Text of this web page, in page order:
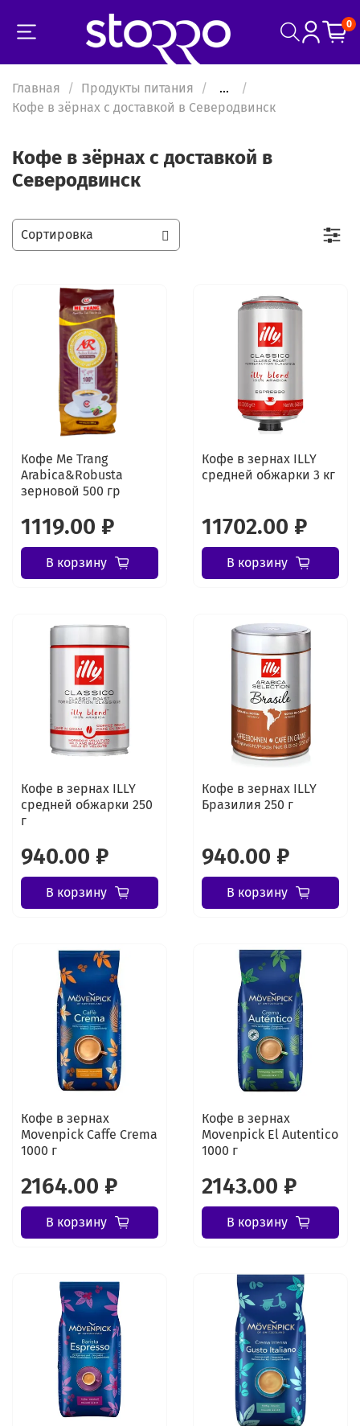
0
Главная Продукты питания
...
Кофе в зёрнах с доставкой в Северодвинск
Кофе в зёрнах с доставкой в
Северодвинск
Кофе Me Trang
Arabica&Robusta
зерновой 500 гр
1119.00 ₽
В корзину
Кофе в зернах ILLY
средней обжарки 3 кг
11702.00 ₽
В корзину
Кофе в зернах ILLY
средней обжарки 250
г
940.00 ₽
В корзину
Кофе в зернах ILLY
Бразилия 250 г
940.00 ₽
В корзину
Кофе в зернах
Movenpick Caffe Crema
1000 г
2164.00 ₽
В корзину
Кофе в зернах
Movenpick El Autentico
1000 г
2143.00 ₽
В корзину